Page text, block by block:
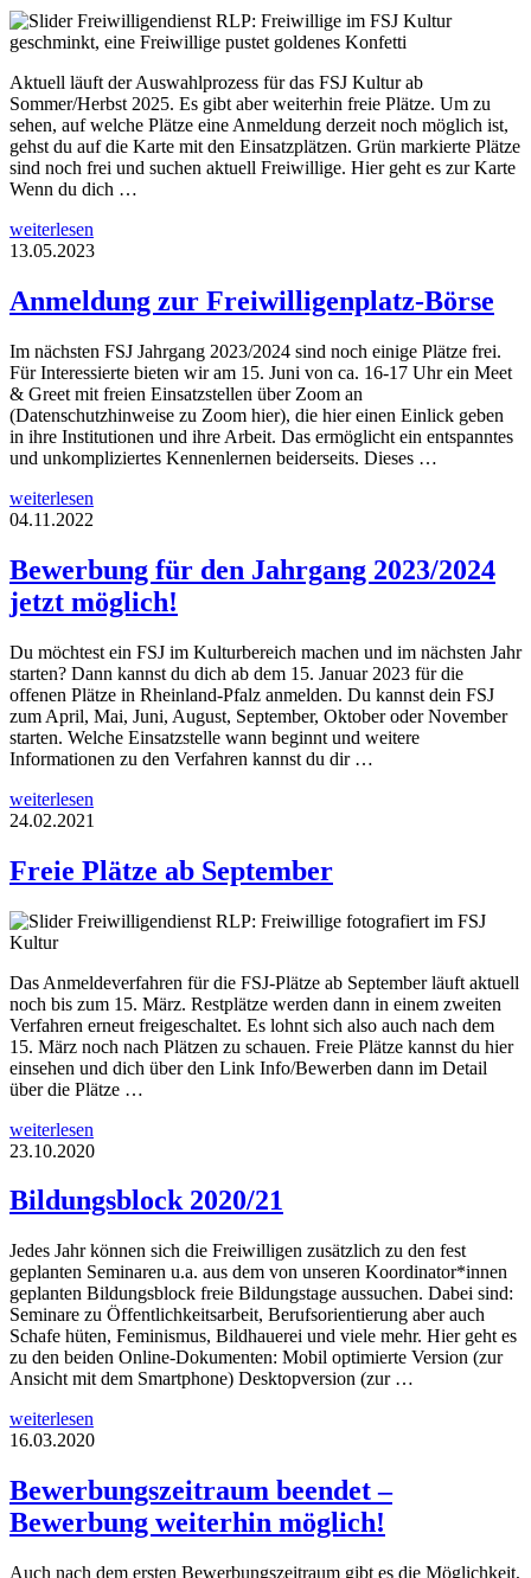
Aktuell läuft der Auswahlprozess für das FSJ Kultur ab
Sommer/Herbst 2025. Es gibt aber weiterhin freie Plätze. Um zu
sehen, auf welche Plätze eine Anmeldung derzeit noch möglich ist,
gehst du auf die Karte mit den Einsatzplätzen. Grün markierte Plätze
sind noch frei und suchen aktuell Freiwillige. Hier geht es zur Karte
Wenn du dich …
weiterlesen
13.05.2023
Anmeldung zur Freiwilligenplatz-Börse
Im nächsten FSJ Jahrgang 2023/2024 sind noch einige Plätze frei.
Für Interessierte bieten wir am 15. Juni von ca. 16-17 Uhr ein Meet
& Greet mit freien Einsatzstellen über Zoom an
(Datenschutzhinweise zu Zoom hier), die hier einen Einlick geben
in ihre Institutionen und ihre Arbeit. Das ermöglicht ein entspanntes
und unkompliziertes Kennenlernen beiderseits. Dieses …
weiterlesen
04.11.2022
Bewerbung für den Jahrgang 2023/2024
jetzt möglich!
Du möchtest ein FSJ im Kulturbereich machen und im nächsten Jahr
starten? Dann kannst du dich ab dem 15. Januar 2023 für die
offenen Plätze in Rheinland-Pfalz anmelden. Du kannst dein FSJ
zum April, Mai, Juni, August, September, Oktober oder November
starten. Welche Einsatzstelle wann beginnt und weitere
Informationen zu den Verfahren kannst du dir …
weiterlesen
24.02.2021
Freie Plätze ab September
Das Anmeldeverfahren für die FSJ-Plätze ab September läuft aktuell
noch bis zum 15. März. Restplätze werden dann in einem zweiten
Verfahren erneut freigeschaltet. Es lohnt sich also auch nach dem
15. März noch nach Plätzen zu schauen. Freie Plätze kannst du hier
einsehen und dich über den Link Info/Bewerben dann im Detail
über die Plätze …
weiterlesen
23.10.2020
Bildungsblock 2020/21
Jedes Jahr können sich die Freiwilligen zusätzlich zu den fest
geplanten Seminaren u.a. aus dem von unseren Koordinator*innen
geplanten Bildungsblock freie Bildungstage aussuchen. Dabei sind:
Seminare zu Öffentlichkeitsarbeit, Berufsorientierung aber auch
Schafe hüten, Feminismus, Bildhauerei und viele mehr. Hier geht es
zu den beiden Online-Dokumenten: Mobil optimierte Version (zur
Ansicht mit dem Smartphone) Desktopversion (zur …
weiterlesen
16.03.2020
Bewerbungszeitraum beendet –
Bewerbung weiterhin möglich!
Auch nach dem ersten Bewerbungszeitraum gibt es die Möglichkeit,